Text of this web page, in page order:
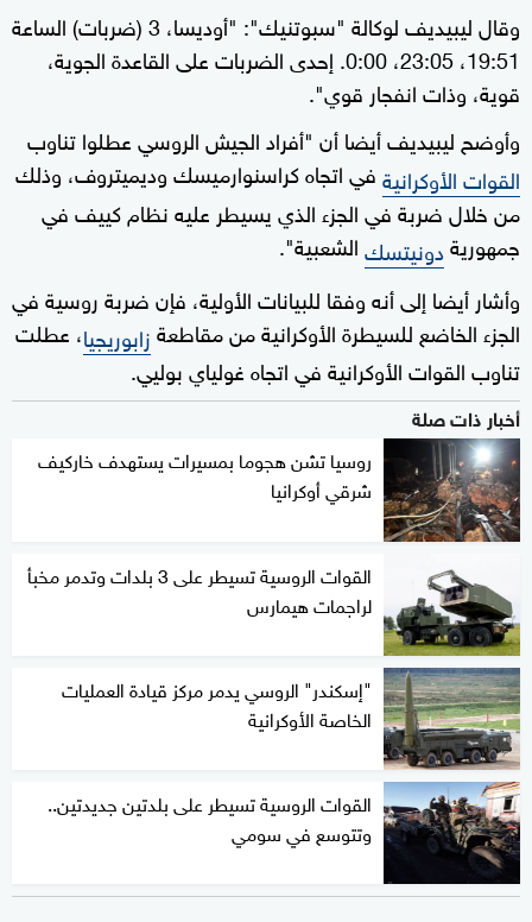
وقال ليبيديف لوكالة "سبوتنيك": "أوديسا، 3 (ضربات) الساعة
19:51، 23:05، 0:00. إحدى الضربات على القاعدة الجوية،
قوية، وذات انفجار قوي".
وأوضح ليبيديف أيضا أن "أفراد الجيش الروسي عطلوا تناوب
القوات الأوكرانيةفي اتجاه كراسنوارميسك وديميتروف، وذلك
من خلال ضربة في الجزء الذي يسيطر عليه نظام كييف في
جمهوريةدونيتسكالشعبية".
وأشار أيضا إلى أنه وفقا للبيانات الأولية، فإن ضربة روسية في
الجزء الخاضع للسيطرة الأوكرانية من مقاطعةزابوريجيا، عطلت
تناوب القوات الأوكرانية في اتجاه غولياي بوليي.
أخبار ذات صلة
روسيا تشن هجوما بمسيرات يستهدف خاركيف
شرقي أوكرانيا
القوات الروسية تسيطر على 3 بلدات وتدمر مخبأ
لراجمات هيمارس
"إسكندر" الروسي يدمر مركز قيادة العمليات
الخاصة الأوكرانية
القوات الروسية تسيطر على بلدتين جديدتين..
وتتوسع في سومي